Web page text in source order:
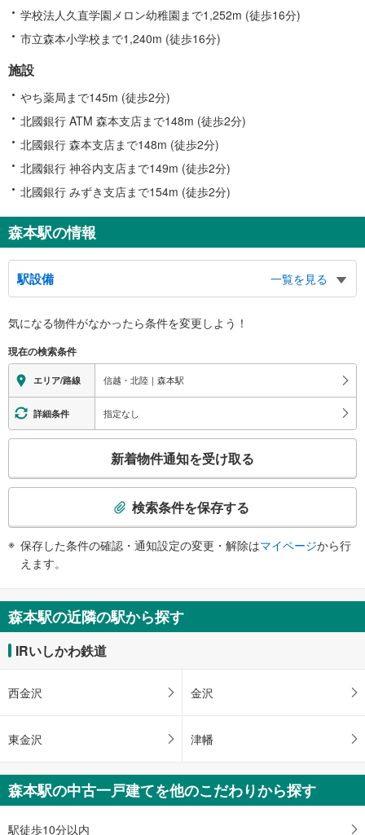
学校法人久直学園メロン幼稚園まで1,252m (徒歩16分)
市立森本小学校まで1,240m (徒歩16分)
施設
やち薬局まで145m (徒歩2分)
北國銀行 ATM 森本支店まで148m (徒歩2分)
北國銀行 森本支店まで148m (徒歩2分)
北國銀行 神谷内支店まで149m (徒歩2分)
北國銀行 みずき支店まで154m (徒歩2分)
森本駅の情報
駅設備
一覧を見る
※段差なしでの移動経路
地上⇔改札⇔ホーム：○
（※１番線ホーム：△）
エレベータ
・２・３番線ホーム⇔改札
・改札⇔東口
・改札⇔西口
《車椅子対応》
・改札外
・車椅子専用出口（１番線ホーム⇔地上）
気になる物件がなかったら条件を変更しよう！
現在の検索条件
エリア/路線 信越・北陸｜森本駅
詳細条件 指定なし
検
を
受
け
取
・
件
イ
ペ
ー
新着物件通知を受け取る
検索条件を保存する
保存した条件の確認・通知設定の変更・解除はマイページから行
えます。
森本駅の近隣の駅から探す
IRいしかわ鉄道
西金沢 金沢
東金沢 津幡
森本駅の中古一戸建てを他のこだわりから探す
駅徒歩10分以内